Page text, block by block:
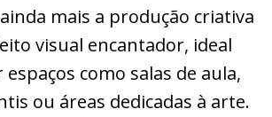
mais a produção criativa
visual encantador, ideal
como salas de aula,
ou áreas dedicadas à arte.